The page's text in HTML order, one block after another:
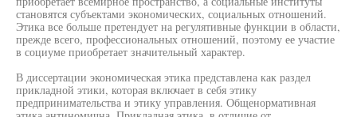
становятся субъектами экономических, социальных отношений.
Этика все больше претендует на регулятивные функции в области,
прежде всего, профессиональных отношений, поэтому ее участие
в социуме приобретает значительный характер.
В диссертации экономическая этика представлена как раздел
прикладной этики, которая включает в себя этику
предпринимательства и этику управления. Общенормативная